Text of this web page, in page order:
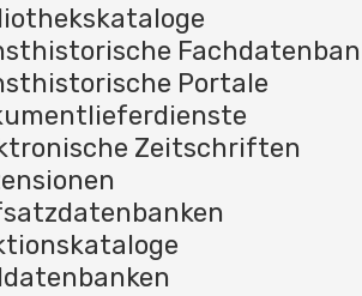
Portale
Zeitschriften